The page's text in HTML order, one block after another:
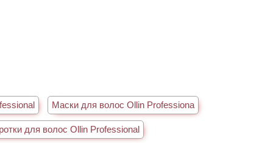
Маски для волос Ollin Professiona
для волос Ollin Professional